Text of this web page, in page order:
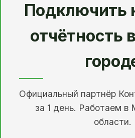
Подключить
отчётность
Официальный партнёр
за 1 день. Работаем
области.